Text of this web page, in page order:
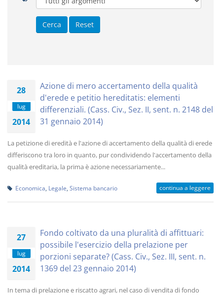
28
lug
2014
Azione di mero accertamento della qualità
d'erede e petitio hereditatis: elementi
differenziali. (Cass. Civ., Sez. II, sent. n. 2148 del
31 gennaio 2014)
La petizione di eredità e l'azione di accertamento della qualità di erede
differiscono tra loro in quanto, pur condividendo l'accertamento della
qualità ereditaria, la prima è azione necessariamente...
Economica Legale Sistema bancario continua a leggere
27
lug
2014
Fondo coltivato da una pluralità di affittuari:
possibile l'esercizio della prelazione per
porzioni separate? (Cass. Civ., Sez. III, sent. n.
1369 del 23 gennaio 2014)
In tema di prelazione e riscatto agrari, nel caso di vendita di fondo